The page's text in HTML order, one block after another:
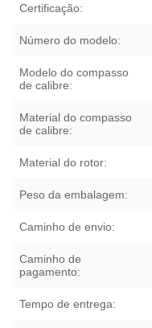
Certificação:
Número do modelo:
Modelo do compasso
de calibre:
Material do compasso
de calibre:
Material do rotor:
Peso da embalagem:
Caminho de envio:
Caminho de
pagamento:
Tempo de entrega: